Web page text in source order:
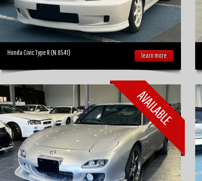
Honda Civic Type R (N.8541) learn more